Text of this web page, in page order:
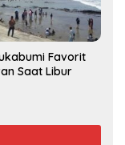
Favorit
Saat Libur